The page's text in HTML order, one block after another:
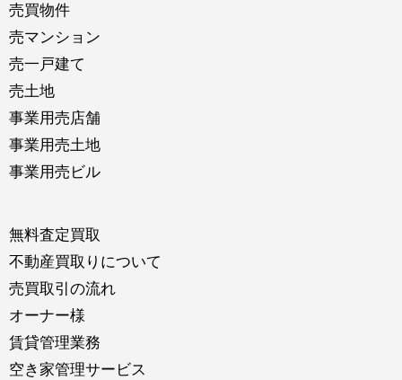
売買物件
売マンション
売一戸建て
売土地
事業用売店舗
事業用売土地
事業用売ビル
無料査定買取
不動産買取りについて
売買取引の流れ
オーナー様
賃貸管理業務
空き家管理サービス